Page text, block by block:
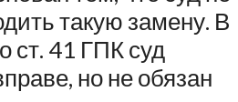
такую замену. В
ст. 41 ГПК суд
но не обязан